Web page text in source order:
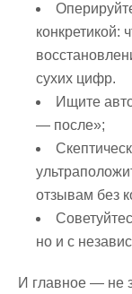
конкретикой:
сухих цифр.
Ищите
— после»;
отзывам без
но и с
И главное — не